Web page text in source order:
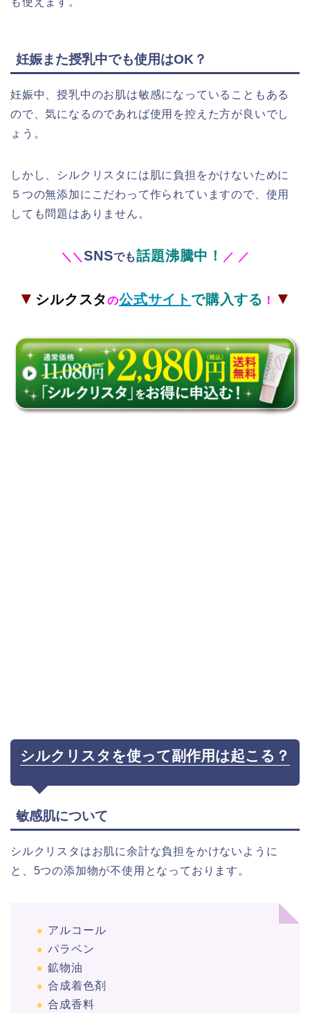
妊娠また授乳中でも使用はOK？
妊娠中、授乳中のお肌は敏感になっていることもある
ので、気になるのであれば使用を控えた方が良いでし
ょう。
しかし、シルクリスタには肌に負担をかけないために
５つの無添加にこだわって作られていますので、使用
しても問題はありません。
＼ ＼SNSでも話題沸騰中！ ／ ／
▼ シルクスタの公式サイト で購入する ！ ▼
シルクリスタを使って副作用は起こる？
敏感肌について
シルクリスタはお肌に余計な負担をかけないように
と、5つの添加物が不使用となっております。
アルコール
パラベン
鉱物油
合成着色剤
合成香料